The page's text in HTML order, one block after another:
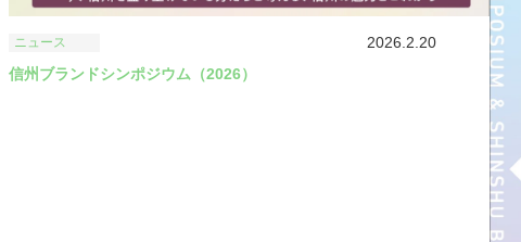
ニュース
2026.2.20
信州ブランドシンポジウム（2026）